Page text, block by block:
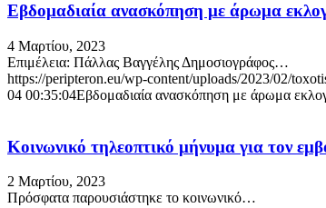
Εβδομαδιαία ανασκόπηση με άρωμα
4 Μαρτίου, 2023
Επιμέλεια: Πάλλας Βαγγέλης Δημοσιογράφος…
https://peripteron.eu/wp-content/uploads/2023/02/
04 00:35:04Εβδομαδιαία ανασκόπηση με άρωμα
Κοινωνικό τηλεοπτικό μήνυμα για τον
2 Μαρτίου, 2023
Πρόσφατα παρουσιάστηκε το κοινωνικό…